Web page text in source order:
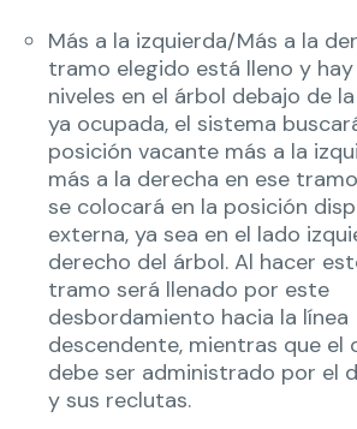
Más a la izquierda/Más a la
tramo elegido está lleno y
niveles en el árbol debajo de
ya ocupada, el sistema
posición vacante más a la
más a la derecha en ese
se colocará en la posición
externa, ya sea en el lado
derecho del árbol. Al hacer
tramo será llenado por este
desbordamiento hacia la línea
descendente, mientras que
debe ser administrado por el
y sus reclutas.